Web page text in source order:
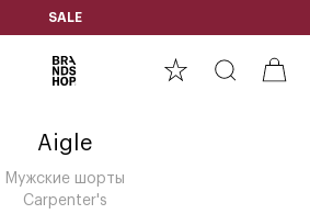
SALE
Aigle
Мужские шорты
Carpenter's